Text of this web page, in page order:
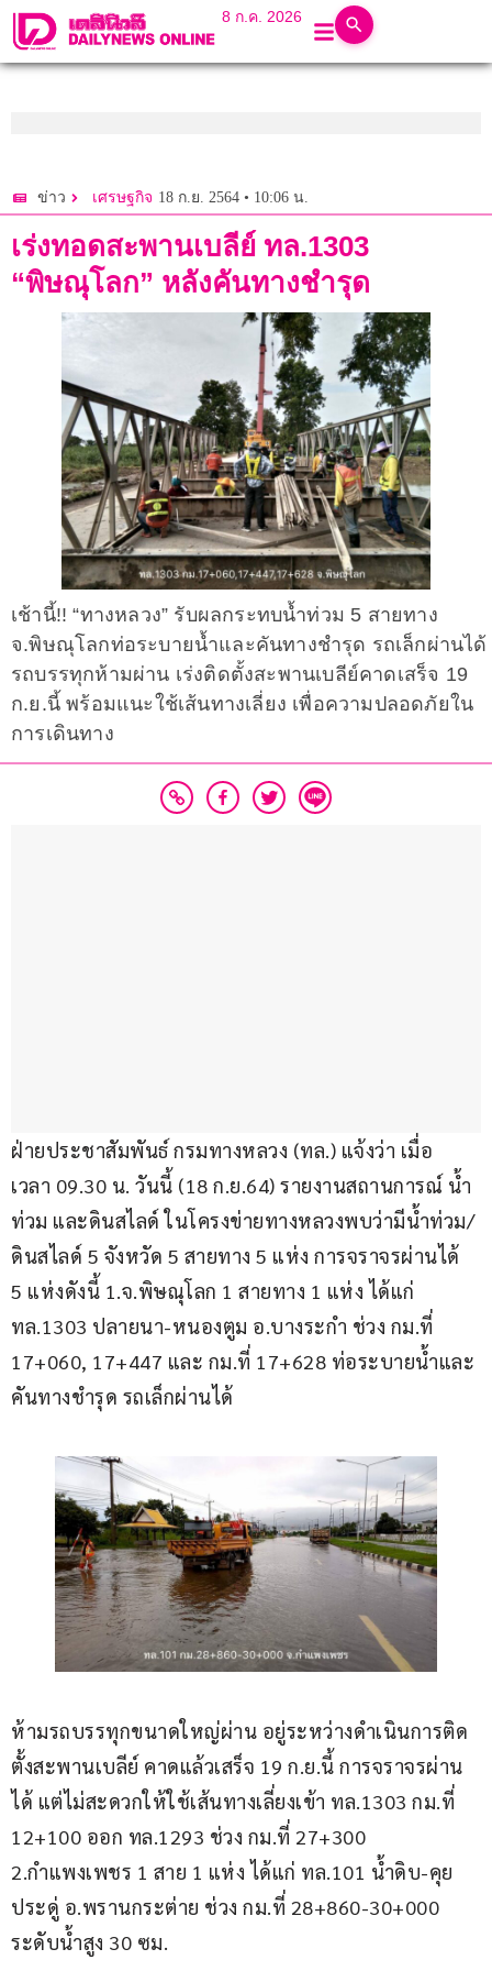
8 ก.ค. 2026
ข่าว เศรษฐกิจ 18 ก.ย. 2564 • 10:06 น.
เร่งทอดสะพานเบลีย์ ทล.1303
“พิษณุโลก” หลังคันทางชำรุด
เช้านี้!! “ทางหลวง” รับผลกระทบน้ำท่วม 5 สายทาง
จ.พิษณุโลกท่อระบายน้ำและคันทางชำรุด รถเล็กผ่านได้
รถบรรทุกห้ามผ่าน เร่งติดตั้งสะพานเบลีย์คาดเสร็จ 19
ก.ย.นี้ พร้อมแนะใช้เส้นทางเลี่ยง เพื่อความปลอดภัยใน
การเดินทาง
ฝ่ายประชาสัมพันธ์ กรมทางหลวง (ทล.) แจ้งว่า เมื่อ
เวลา 09.30 น. วันนี้ (18 ก.ย.64) รายงานสถานการณ์ น้ำ
ท่วม และดินสไลด์ ในโครงข่ายทางหลวงพบว่ามีน้ำท่วม/
ดินสไลด์ 5 จังหวัด 5 สายทาง 5 แห่ง การจราจรผ่านได้
5 แห่งดังนี้ 1.จ.พิษณุโลก 1 สายทาง 1 แห่ง ได้แก่
ทล.1303 ปลายนา-หนองตูม อ.บางระกำ ช่วง กม.ที่
17+060, 17+447 และ กม.ที่ 17+628 ท่อระบายน้ำและ
คันทางชำรุด รถเล็กผ่านได้
ห้ามรถบรรทุกขนาดใหญ่ผ่าน อยู่ระหว่างดำเนินการติด
ตั้งสะพานเบลีย์ คาดแล้วเสร็จ 19 ก.ย.นี้ การจราจรผ่าน
ได้ แต่ไม่สะดวกให้ใช้เส้นทางเลี่ยงเข้า ทล.1303 กม.ที่
12+100 ออก ทล.1293 ช่วง กม.ที่ 27+300
2.กำแพงเพชร 1 สาย 1 แห่ง ได้แก่ ทล.101 น้ำดิบ-คุย
ประดู่ อ.พรานกระต่าย ช่วง กม.ที่ 28+860-30+000
ระดับน้ำสูง 30 ซม.